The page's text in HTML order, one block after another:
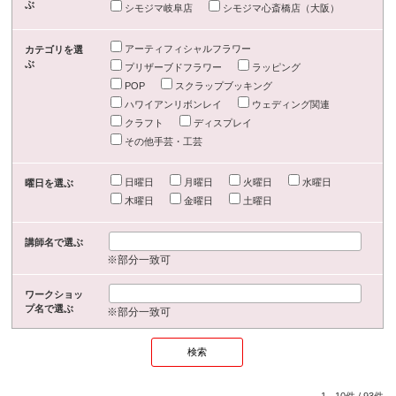
ぶ シモジマ岐阜店 シモジマ心斎橋店（大阪）
カテゴリを選
ぶ
アーティフィシャルフラワー
プリザーブドフラワー
ラッピング
POP
スクラップブッキング
ハワイアンリボンレイ
ウェディング関連
クラフト
ディスプレイ
その他手芸・工芸
曜日を選ぶ 日曜日 月曜日 火曜日
水曜日
木曜日
金曜日 土曜日
講師名で選ぶ
※部分一致可
ワークショッ
プ名で選ぶ
※部分一致可